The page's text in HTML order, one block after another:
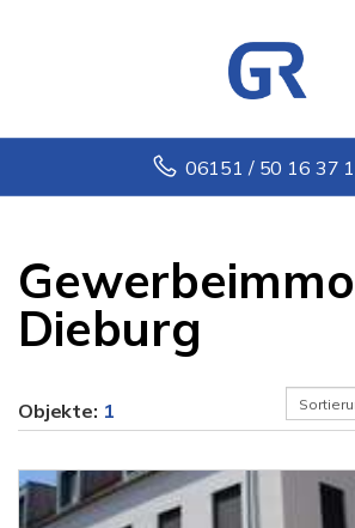
06151 / 50 16 37 1
Dieburg
Objekte: 1